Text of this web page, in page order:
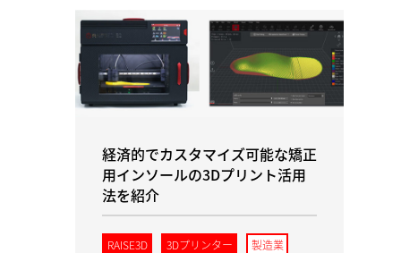
経済的でカスタマイズ可能な矯正
用インソールの3Dプリント活用
法を紹介
RAISE3D 3Dプリンター 製造業